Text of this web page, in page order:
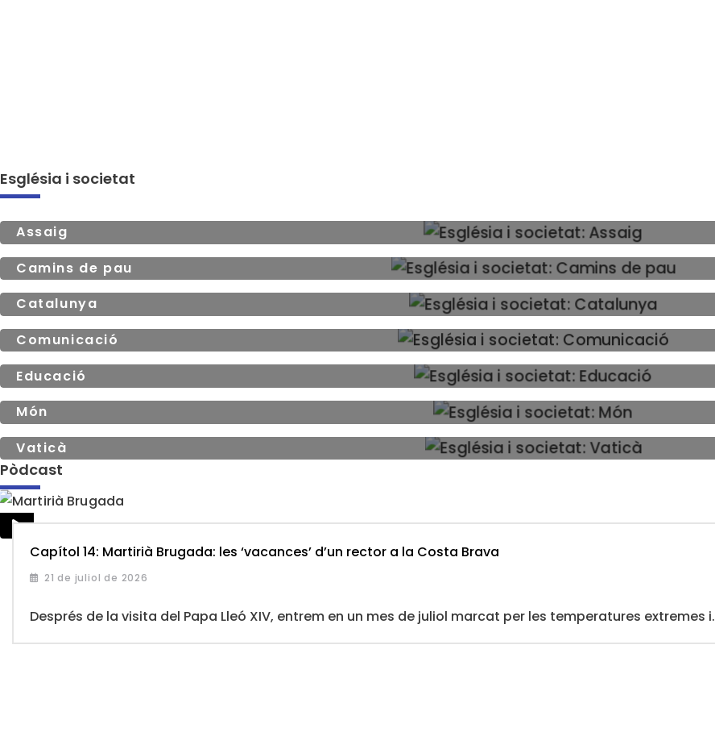
Església i societat
Assaig
Camins de pau
Catalunya
Comunicació
Educació
Món
Vaticà
Pòdcast
Capítol 14: Martirià Brugada: les ‘vacances’ d’un rector a la Costa Brava
21 de juliol de 2026
Després de la visita del Papa Lleó XIV, entrem en un mes de juliol marcat per les temperatures extremes i.